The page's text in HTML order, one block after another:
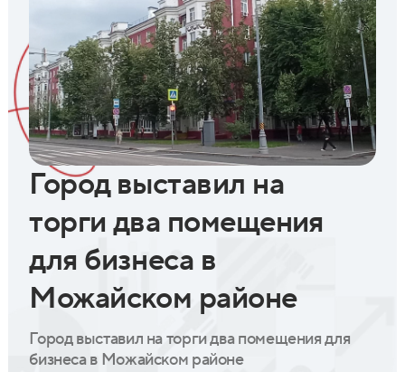
Город выставил на
торги два помещения
для бизнеса в
Можайском районе
Город выставил на торги два помещения для
бизнеса в Можайском районе